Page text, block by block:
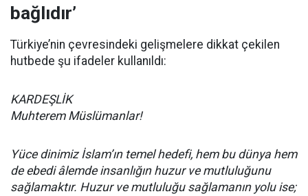
bağlıdır’
Türkiye’nin çevresindeki gelişmelere dikkat çekilen
hutbede şu ifadeler kullanıldı:
KARDEŞLİK
Muhterem Müslümanlar!
Yüce dinimiz İslam’ın temel hedefi, hem bu dünya hem
de ebedi âlemde insanlığın huzur ve mutluluğunu
sağlamaktır. Huzur ve mutluluğu sağlamanın yolu ise;